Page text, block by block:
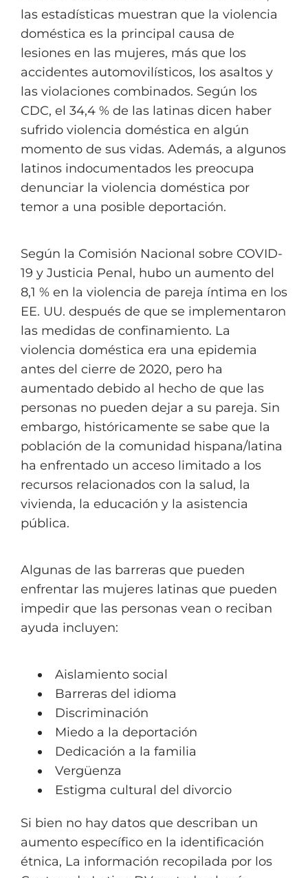
las estadísticas muestran que la violencia
doméstica es la principal causa de
lesiones en las mujeres, más que los
accidentes automovilísticos, los asaltos y
las violaciones combinados. Según los
CDC, el 34,4 % de las latinas dicen haber
sufrido violencia doméstica en algún
momento de sus vidas. Además, a algunos
latinos indocumentados les preocupa
denunciar la violencia doméstica por
temor a una posible deportación.
Según la Comisión Nacional sobre COVID-
19 y Justicia Penal, hubo un aumento del
8,1 % en la violencia de pareja íntima en los
EE. UU. después de que se implementaron
las medidas de confinamiento. La
violencia doméstica era una epidemia
antes del cierre de 2020, pero ha
aumentado debido al hecho de que las
personas no pueden dejar a su pareja. Sin
embargo, históricamente se sabe que la
población de la comunidad hispana/latina
ha enfrentado un acceso limitado a los
recursos relacionados con la salud, la
vivienda, la educación y la asistencia
pública.
Algunas de las barreras que pueden
enfrentar las mujeres latinas que pueden
impedir que las personas vean o reciban
ayuda incluyen:
Aislamiento social
Barreras del idioma
Discriminación
Miedo a la deportación
Dedicación a la familia
Vergüenza
Estigma cultural del divorcio
Si bien no hay datos que describan un
aumento específico en la identificación
étnica, La información recopilada por los